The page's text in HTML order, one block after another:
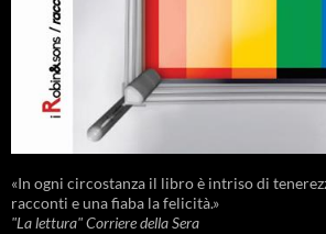
«In ogni circostanza il libro è intriso di
racconti e una fiaba la felicità.»
"La lettura" Corriere della Sera